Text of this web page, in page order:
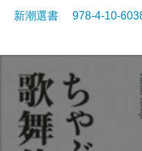
新潮選書 978-4-10-